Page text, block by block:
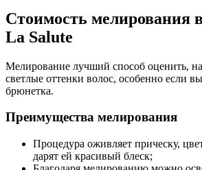
Стоимость мелирования
La Salute
Мелирование лучший способ оценить,
светлые оттенки волос, особенно если
брюнетка.
Преимущества мелирования
Процедура оживляет прическу,
дарят ей красивый блеск;